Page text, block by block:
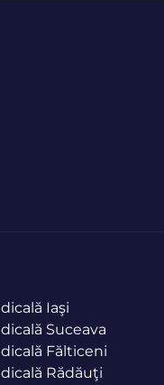
Iaşi
Suceava
Fălticeni
Rădăuţi